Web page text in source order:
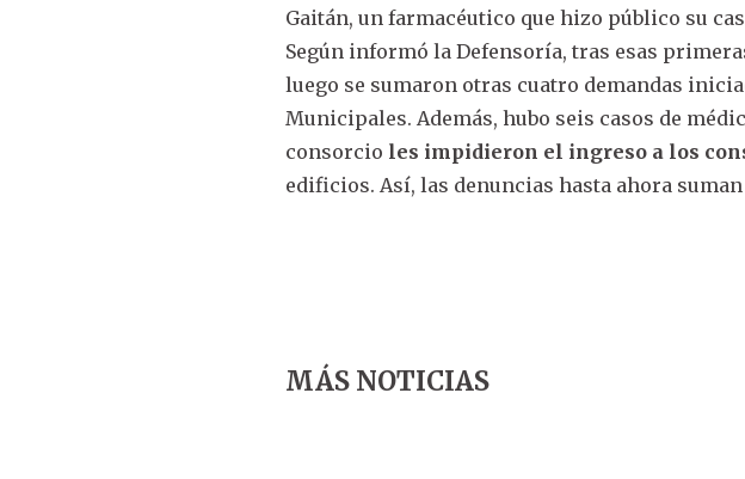
Gaitán, un farmacéutico que hizo público su
Según informó la Defensoría, tras esas
luego se sumaron otras cuatro demandas
Municipales. Además, hubo seis casos de
consorcio les impidieron el ingreso a los
edificios. Así, las denuncias hasta ahora suman
MÁS NOTICIAS